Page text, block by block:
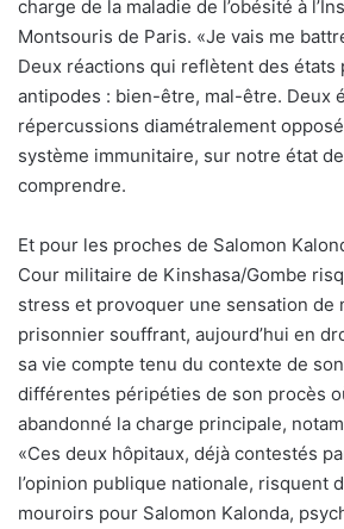
charge de la maladie de l’obésité à
Montsouris de Paris. «Je vais me
Deux réactions qui reflètent des états
antipodes : bien-être, mal-être. Deux
répercussions diamétralement
système immunitaire, sur notre état
comprendre.
Et pour les proches de Salomon
Cour militaire de Kinshasa/Gombe
stress et provoquer une sensation de
prisonnier souffrant, aujourd’hui en
sa vie compte tenu du contexte de
différentes péripéties de son procès
abandonné la charge principale,
«Ces deux hôpitaux, déjà contestés
l’opinion publique nationale, risquent
mouroirs pour Salomon Kalonda,